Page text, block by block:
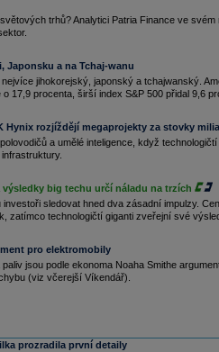
(TEPCO) dnes znovu spustila
na světě (ČTK)
elektrárny na světě.
Company Holdings (TEPCO),
Kašiwazaki-Kariwa do
Učinila tak poprvé od
Japonsko jaderné reaktory
(TEPCO) dnes navzdory
reaktor v elektrárně
od katastrofy v jaderné
načas odpojilo (ČTK)
areálu bývalé balírny čokolády
miliardykorun(ČTK)
jaderná elektrárna na
Schválením tak bude
Company Holdings (TEPCO)
trhů? Analytici Patria Finance ve
Japonsku a na Tchaj-wanu
jihokorejský, japonský a tchajwanský.
procenta, širší index S&P 500 přidal 9,6
Hynix rozjíždějí megaprojekty za stovky
a umělé inteligence, když
big techu určí náladu na trzích
sledovat hned dva zásadní impulzy.
technologičtí giganti zveřejní své
pro elektromobily
jsou podle ekonoma Noaha Smithe
(viz včerejší Víkendář).
prozradila první detaily